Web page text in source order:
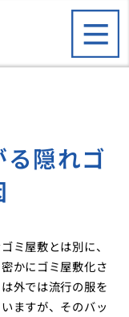
隠れゴ
ミ屋敷とは別に、
かにゴミ屋敷化さ
外では流行の服を
ますが、そのバッ